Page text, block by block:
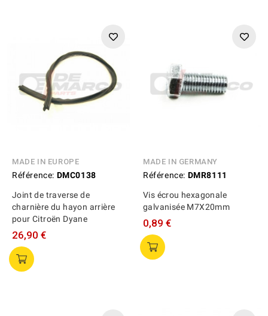
MADE IN EUROPE
Référence: DMC0138
Joint de traverse de
charnière du hayon arrière
pour Citroën Dyane
26,90 €
MADE IN GERMANY
Référence: DMR8111
Vis écrou hexagonale
galvanisée M7X20mm
0,89 €